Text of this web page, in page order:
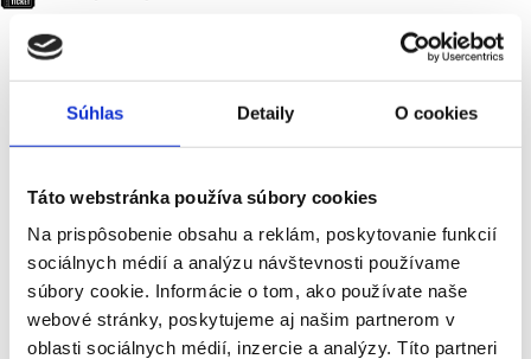
Súhlas Detaily O cookies
Táto webstránka používa súbory cookies
Na prispôsobenie obsahu a reklám, poskytovanie funkcií
sociálnych médií a analýzu návštevnosti používame
súbory cookie. Informácie o tom, ako používate naše
webové stránky, poskytujeme aj našim partnerom v
oblasti sociálnych médií, inzercie a analýzy. Títo partneri
VSTUPENKA
07. 11.
FRANCÚZSKO - FIDŽI | AUTUMN
INTERNATIONALS
Vstupenka na Rugby Autumn Internationals
130 €